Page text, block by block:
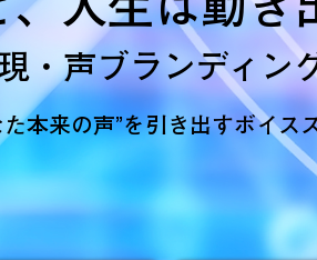
・声ブランディン
本来の声”を引き出すボイス